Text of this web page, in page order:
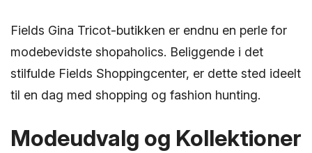
Fields Gina Tricot-butikken er endnu en perle for
modebevidste shopaholics. Beliggende i det
stilfulde Fields Shoppingcenter, er dette sted ideelt
til en dag med shopping og fashion hunting.
Modeudvalg og Kollektioner